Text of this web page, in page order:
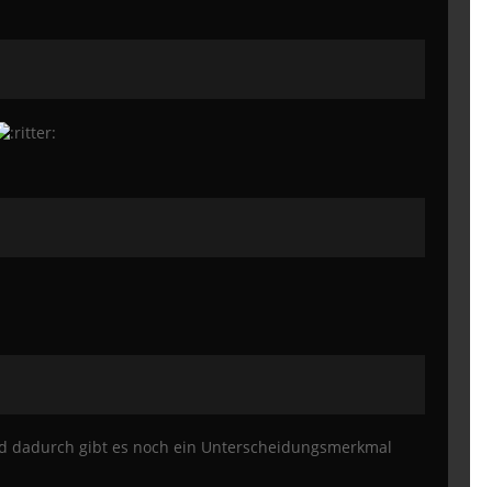
dadurch gibt es noch ein Unterscheidungsmerkmal